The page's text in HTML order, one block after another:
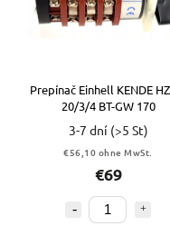
Prepínač Einhell KENDE
20/3/4 BT-GW 170
3-7 dní (>5 St)
€56,10 ohne MwSt.
€69